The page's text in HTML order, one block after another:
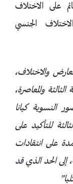
على الاختلاف
الجنسي
والاختلاف،
والمعاصرة،
النسوية كيانا
للتأكيد على
على انتقادات
إلى الحد الذي قد